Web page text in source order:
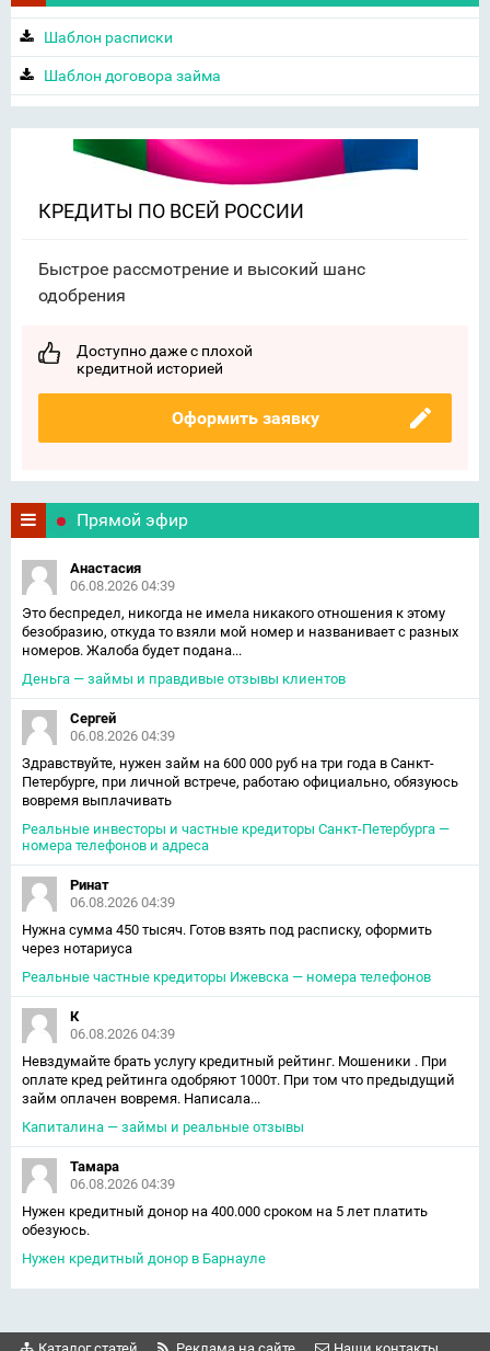
Шаблон расписки
Шаблон договора займа
КРЕДИТЫ ПО ВСЕЙ РОССИИ
Быстрое рассмотрение и высокий шанс
одобрения
Доступно даже с плохой
кредитной историей
Оформить заявку
Прямой эфир
Анастасия
06.08.2026 04:39
Это беспредел, никогда не имела никакого отношения к этому
безобразию, откуда то взяли мой номер и названивает с разных
номеров. Жалоба будет подана...
Деньга — займы и правдивые отзывы клиентов
Сергей
06.08.2026 04:39
Здравствуйте, нужен займ на 600 000 руб на три года в Санкт-
Петербурге, при личной встрече, работаю официально, обязуюсь
вовремя выплачивать
Реальные инвесторы и частные кредиторы Санкт-Петербурга —
номера телефонов и адреса
Ринат
06.08.2026 04:39
Нужна сумма 450 тысяч. Готов взять под расписку, оформить
через нотариуса
Реальные частные кредиторы Ижевска — номера телефонов
К
06.08.2026 04:39
Невздумайте брать услугу кредитный рейтинг. Мошеники . При
оплате кред рейтинга одобряют 1000т. При том что предыдущий
займ оплачен вовремя. Написала...
Капиталина — займы и реальные отзывы
Тамара
06.08.2026 04:39
Нужен кредитный донор на 400.000 сроком на 5 лет платить
обезуюсь.
Нужен кредитный донор в Барнауле